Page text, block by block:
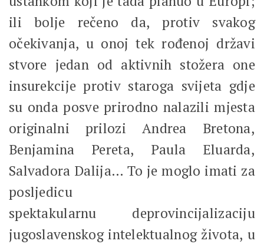
ili bolje rečeno da, protiv svakog
očekivanja, u onoj tek rođenoj državi
stvore jedan od aktivnih stožera one
insurekcije protiv staroga svijeta gdje
su onda posve prirodno nalazili mjesta
originalni prilozi Andrea Bretona,
Benjamina Pereta, Paula Eluarda,
Salvadora Dalija… To je moglo imati za
posljedicu
spektakularnu deprovincijalizaciju
jugoslavenskog intelektualnog života, u